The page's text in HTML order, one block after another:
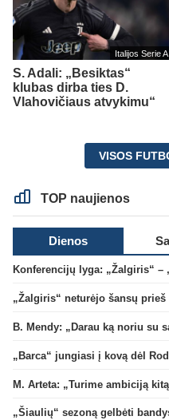
Italijos Serie A
S. Adali: „Besiktas“
klubas dirba ties D.
Vlahovičiaus atvykimu“
VISOS
TOP naujienos
Dienos
„Žalgiris“ neturėjo šansų prieš
„Barca“ jungiasi į kovą dėl
M. Arteta: „Turime ambiciją
„Šiaulių“ sezoną gelbėti